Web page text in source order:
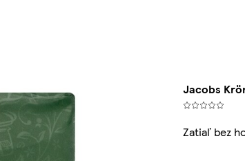
Jacobs
Zatiaľ bez